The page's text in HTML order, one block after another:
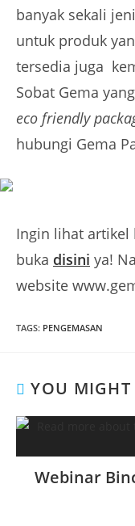
banyak sekali
untuk produk
tersedia juga
Sobat Gema
eco friendly
hubungi Gema
Ingin lihat artikel
buka disini ya!
website
TAGS: PENGEMASAN
YOU MIGHT
Webinar